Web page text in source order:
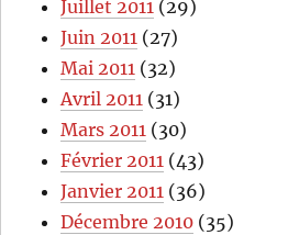
Juillet 2011 (29)
Juin 2011 (27)
Mai 2011 (32)
Avril 2011 (31)
Mars 2011 (30)
Février 2011 (43)
Janvier 2011 (36)
Décembre 2010 (35)